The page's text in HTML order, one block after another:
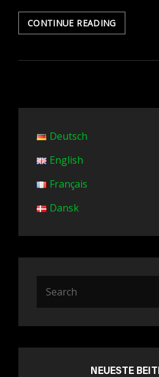
CONTINUE READING
ZU
Deutsch
English
Français
Dansk
NEUESTE